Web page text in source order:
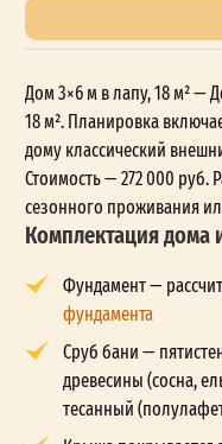
Дом 3×6 м в лапу, 18 м²
18 м². Планировка
дому классический
Стоимость — 272 000 руб.
сезонного проживания
Комплектация дома
Фундамент —
фундамента
Сруб бани —
древесины (сосна,
тесанный